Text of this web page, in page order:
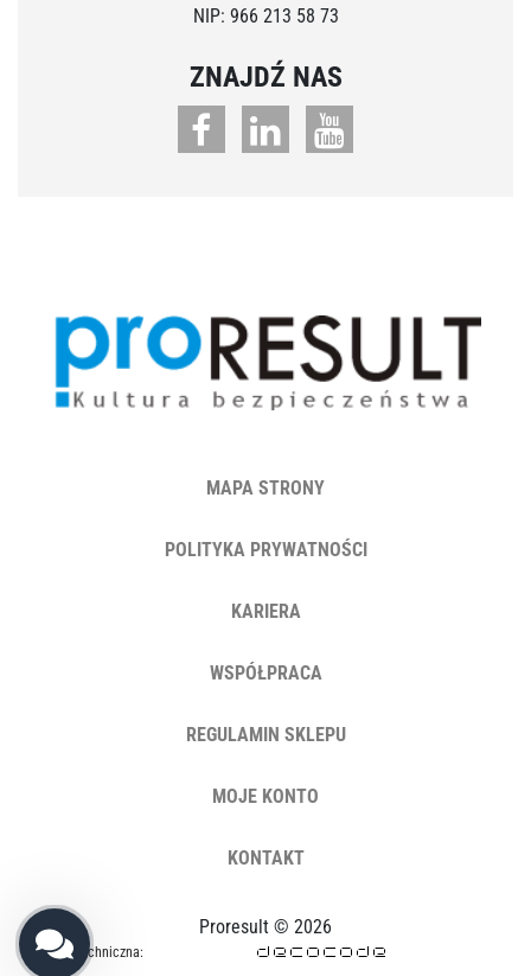
NIP: 966 213 58 73
ZNAJDŹ NAS
MAPA STRONY
POLITYKA PRYWATNOŚCI
KARIERA
WSPÓŁPRACA
REGULAMIN SKLEPU
MOJE KONTO
KONTAKT
Proresult © 2026
Opieka techniczna: